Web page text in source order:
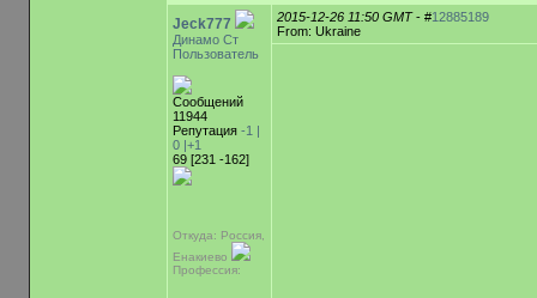
Jeck777
Динамо Ст
Пользователь
Сообщений
11944
Репутация -1 |
0 |+1
69 [231 -162]
Откуда: Россия,
Енакиево
Профессия:
2015-12-26 11:50 GMT- #12885189
From: Ukraine